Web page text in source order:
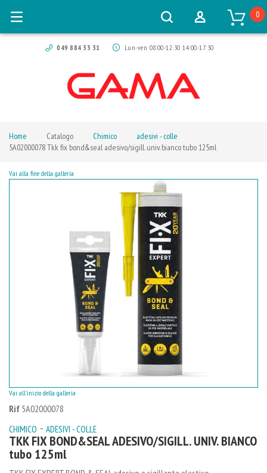
049 884 33 31 Lun-ven 08:00-12:30 14:00-17:30
0
Home Catalogo Chimico
adesivi - colle
5A02000078 Tkk fix bond&seal adesivo/sigill. univ. bianco tubo 125ml
Rif 5A02000078
CHIMICO - ADESIVI - COLLE
TKK FIX BOND&SEAL ADESIVO/SIGILL. UNIV. BIANCO
tubo 125ml
Vai alla fine della galleria
Vai all'inizio della galleria